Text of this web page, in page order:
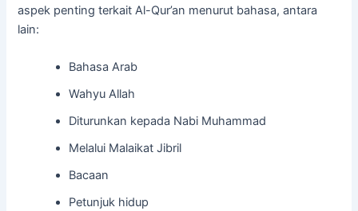
aspek penting terkait Al-Qur’an menurut bahasa, antara
lain:
Bahasa Arab
Wahyu Allah
Diturunkan kepada Nabi Muhammad
Melalui Malaikat Jibril
Bacaan
Petunjuk hidup